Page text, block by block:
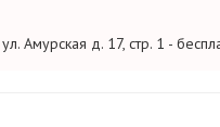
Амурская д. 17, стр. 1 -